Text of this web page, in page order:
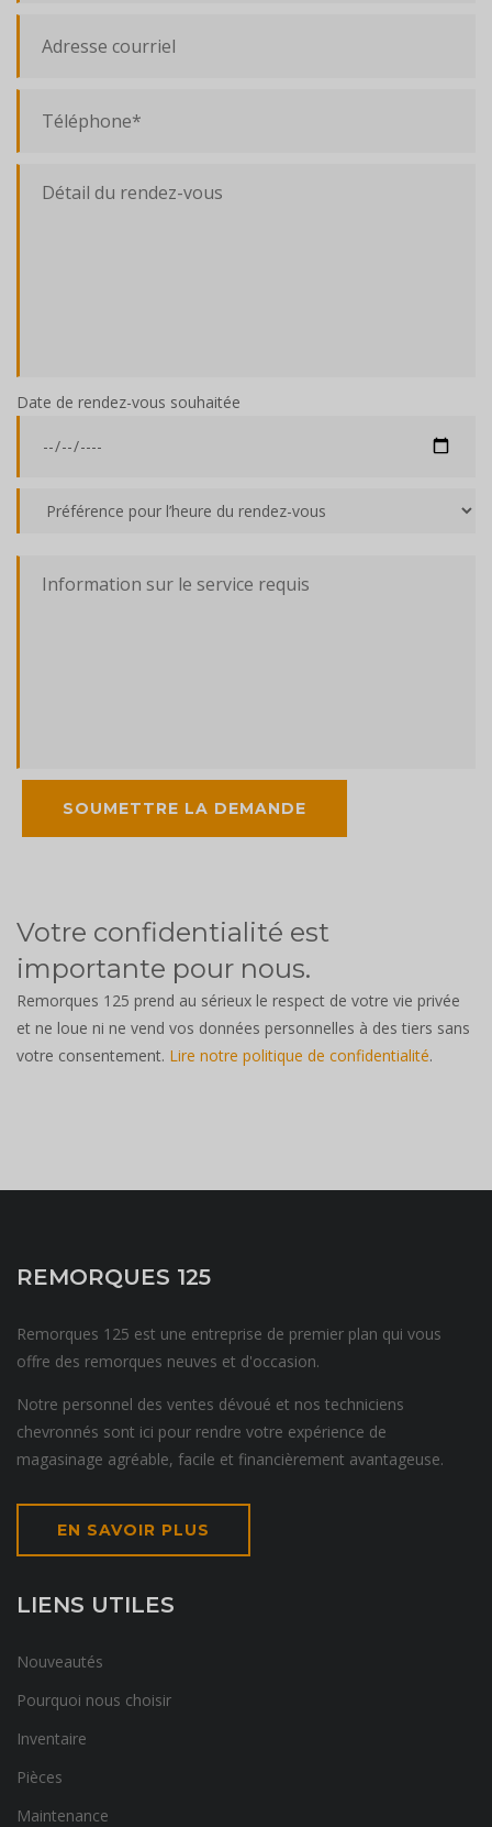
Date de rendez-vous souhaitée
Votre confidentialité est
importante pour nous.
Remorques 125 prend au sérieux le respect de votre vie privée
et ne loue ni ne vend vos données personnelles à des tiers sans
votre consentement. Lire notre politique de confidentialité.
REMORQUES 125
Remorques 125 est une entreprise de premier plan qui vous
offre des remorques neuves et d'occasion.
Notre personnel des ventes dévoué et nos techniciens
chevronnés sont ici pour rendre votre expérience de
magasinage agréable, facile et financièrement avantageuse.
EN SAVOIR PLUS
LIENS UTILES
Nouveautés
Pourquoi nous choisir
Inventaire
Pièces
Maintenance